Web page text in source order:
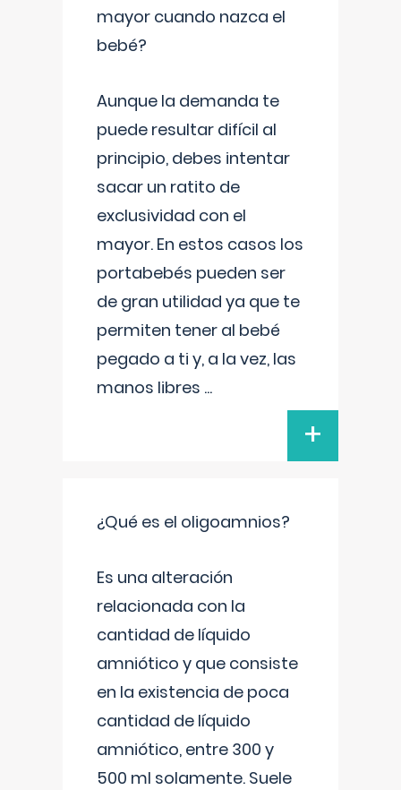
mayor cuando nazca el
bebé?
Aunque la demanda te
puede resultar difícil al
principio, debes intentar
sacar un ratito de
exclusividad con el
mayor. En estos casos los
portabebés pueden ser
de gran utilidad ya que te
permiten tener al bebé
pegado a ti y, a la vez, las
manos libres ...
+
¿Qué es el oligoamnios?
Es una alteración
relacionada con la
cantidad de líquido
amniótico y que consiste
en la existencia de poca
cantidad de líquido
amniótico, entre 300 y
500 ml solamente. Suele